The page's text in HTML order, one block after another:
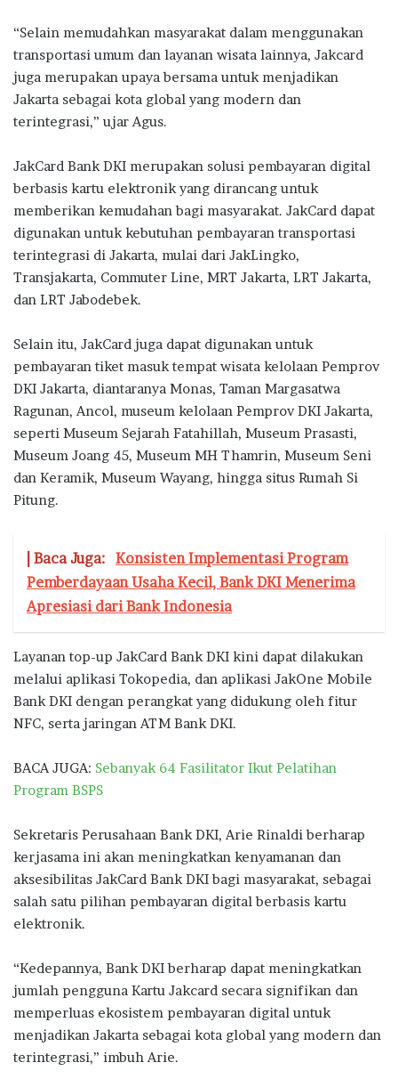
“Selain memudahkan masyarakat dalam menggunakan
transportasi umum dan layanan wisata lainnya, Jakcard
juga merupakan upaya bersama untuk menjadikan
Jakarta sebagai kota global yang modern dan
terintegrasi,” ujar Agus.
JakCard Bank DKI merupakan solusi pembayaran digital
berbasis kartu elektronik yang dirancang untuk
memberikan kemudahan bagi masyarakat. JakCard dapat
digunakan untuk kebutuhan pembayaran transportasi
terintegrasi di Jakarta, mulai dari JakLingko,
Transjakarta, Commuter Line, MRT Jakarta, LRT Jakarta,
dan LRT Jabodebek.
Selain itu, JakCard juga dapat digunakan untuk
pembayaran tiket masuk tempat wisata kelolaan Pemprov
DKI Jakarta, diantaranya Monas, Taman Margasatwa
Ragunan, Ancol, museum kelolaan Pemprov DKI Jakarta,
seperti Museum Sejarah Fatahillah, Museum Prasasti,
Museum Joang 45, Museum MH Thamrin, Museum Seni
dan Keramik, Museum Wayang, hingga situs Rumah Si
Pitung.
| Baca Juga: Konsisten Implementasi Program
Pemberdayaan Usaha Kecil, Bank DKI Menerima
Apresiasi dari Bank Indonesia
Layanan top-up JakCard Bank DKI kini dapat dilakukan
melalui aplikasi Tokopedia, dan aplikasi JakOne Mobile
Bank DKI dengan perangkat yang didukung oleh fitur
NFC, serta jaringan ATM Bank DKI.
BACA JUGA: Sebanyak 64 Fasilitator Ikut Pelatihan
Program BSPS
Sekretaris Perusahaan Bank DKI, Arie Rinaldi berharap
kerjasama ini akan meningkatkan kenyamanan dan
aksesibilitas JakCard Bank DKI bagi masyarakat, sebagai
salah satu pilihan pembayaran digital berbasis kartu
elektronik.
“Kedepannya, Bank DKI berharap dapat meningkatkan
jumlah pengguna Kartu Jakcard secara signifikan dan
memperluas ekosistem pembayaran digital untuk
menjadikan Jakarta sebagai kota global yang modern dan
terintegrasi,” imbuh Arie.